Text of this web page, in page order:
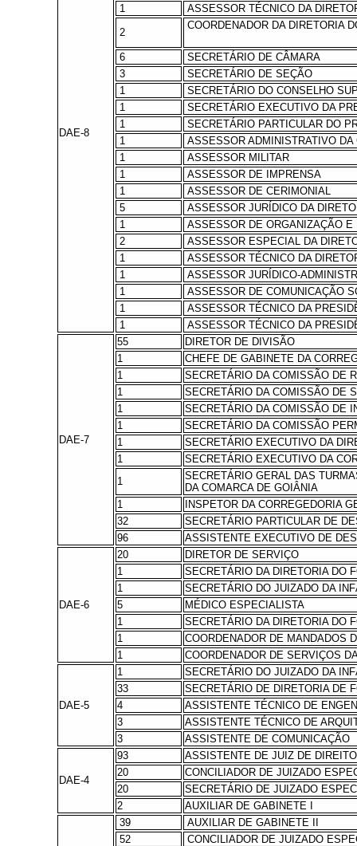
DAE-8
1
ASSESSOR TÉCNICO DA
2
COORDENADOR DA DIRETORIA
6
SECRETÁRIO DE CÂMARA
3
SECRETÁRIO DE SEÇÃO
1
SECRETÁRIO DO CONSELHO
1
SECRETÁRIO EXECUTIVO DA
1
SECRETÁRIO PARTICULAR DO
1
ASSESSOR ADMINISTRATIVO
1
ASSESSOR MILITAR
1
ASSESSOR DE IMPRENSA
1
ASSESSOR DE CERIMONIAL
5
ASSESSOR JURÍDICO DA
1
ASSESSOR DE ORGANIZAÇÃO
2
ASSESSOR ESPECIAL DA
1
ASSESSOR TÉCNICO DA
1
ASSESSOR JURÍDICO-
1
ASSESSOR DE COMUNICAÇÃO
1
ASSESSOR TÉCNICO DA
1
ASSESSOR TÉCNICO DA
DAE-7
55
DIRETOR DE DIVISÃO
1
CHEFE DE GABINETE DA
1
SECRETÁRIO DA COMISSÃO DE
1
SECRETÁRIO DA COMISSÃO DE
1
SECRETÁRIO DA COMISSÃO DE
1
SECRETÁRIO DA COMISSÃO
1
SECRETÁRIO EXECUTIVO DA
1
SECRETÁRIO EXECUTIVO DA
1
SECRETÁRIO GERAL DAS
DA COMARCA DE GOIÂNIA
1
INSPETOR DA CORREGEDORIA
32
SECRETÁRIO PARTICULAR DE
96
ASSISTENTE EXECUTIVO DE
DAE-6
20
DIRETOR DE SERVIÇO
1
SECRETÁRIO DA DIRETORIA DO
1
SECRETÁRIO DO JUIZADO DA
5
MÉDICO ESPECIALISTA
1
SECRETÁRIO DA DIRETORIA DO
1
COORDENADOR DE MANDADOS
1
COORDENADOR DE SERVIÇOS
DAE-5
1
SECRETÁRIO DO JUIZADO DA
33
SECRETÁRIO DE DIRETORIA DE
4
ASSISTENTE TÉCNICO DE
3
ASSISTENTE TÉCNICO DE
3
ASSISTENTE DE COMUNICAÇÃO
DAE-4
93
ASSISTENTE DE JUIZ DE
20
CONCILIADOR DE JUIZADO
20
SECRETÁRIO DE JUIZADO
2
AUXILIAR DE GABINETE I
39
AUXILIAR DE GABINETE II
52
CONCILIADOR DE JUIZADO